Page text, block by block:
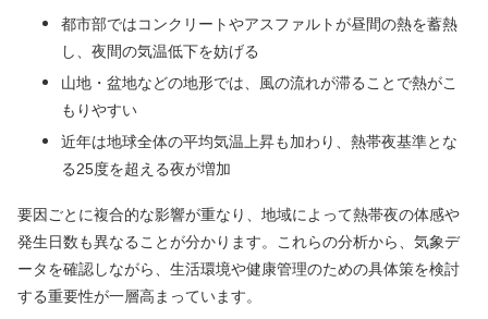
都市部ではコンクリートやアスファルトが昼間の熱を蓄熱
し、夜間の気温低下を妨げる
山地・盆地などの地形では、風の流れが滞ることで熱がこ
もりやすい
近年は地球全体の平均気温上昇も加わり、熱帯夜基準とな
る25度を超える夜が増加
要因ごとに複合的な影響が重なり、地域によって熱帯夜の体感や
発生日数も異なることが分かります。これらの分析から、気象デ
ータを確認しながら、生活環境や健康管理のための具体策を検討
する重要性が一層高まっています。